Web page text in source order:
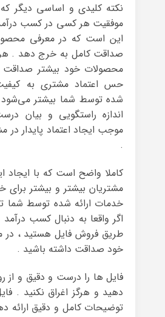
نکته‌ کلیدی و اساسی دیگر
موفقیت هر کسی در کسب
این است که در معرفی
صداقت کامل به خرج دهد .
محصولات خود بیشتر
حس اعتماد مشتری به
شده توسط شما بیشتر
اندازه راستگویی و بیان
موجب ایجاد اعتماد پایدار
.
کاملا واضح است که با ایجاد
مشتریان بیشتر و بیشتر
خدمات ارائه شده توسط شما
اگر واقعا به دنبال کسب درآمد
طریق فروش فایل هستید ، در
خود صداقت داشته باشید .
فایل ها را درست و دقیق و
دهید و هرگز اغراق نکنید .
توضیحات کامل و دقیق